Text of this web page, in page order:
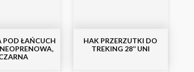
POD ŁAŃCUCH
HAK PRZERZUTKI DO
TREKING 28‘‘ UNI